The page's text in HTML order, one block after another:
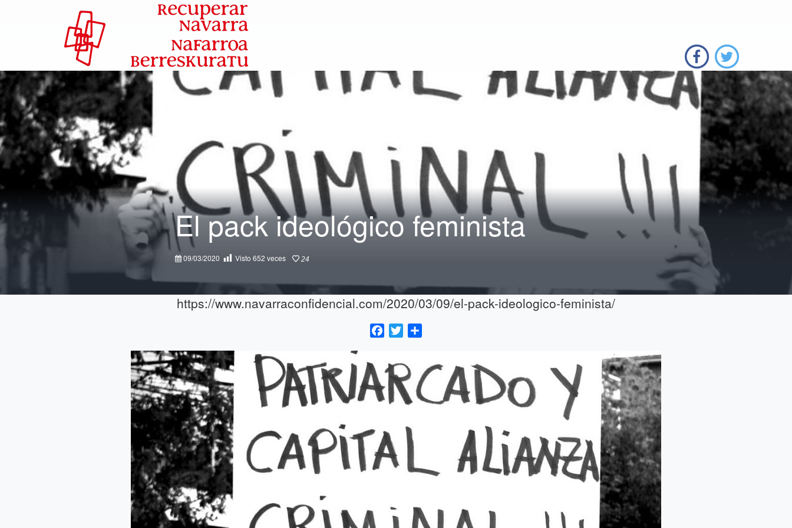
El pack ideológico feminista
09/03/2020 Visto 652 veces 24
https://www.navarraconfidencial.com/2020/03/09/el-pack-ideologico-feminista/
Facebook
Twitter